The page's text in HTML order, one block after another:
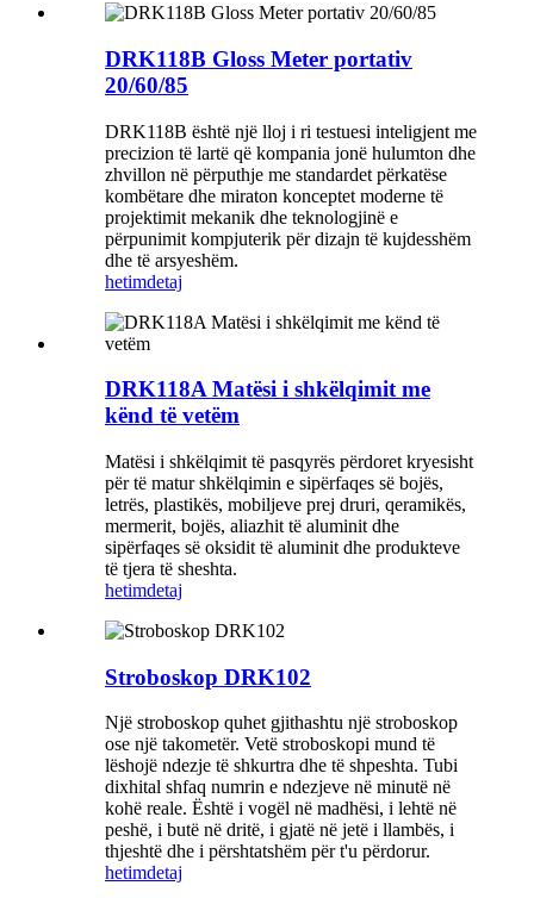
DRK118B Gloss Meter portativ
20/60/85
DRK118B është një lloj i ri testuesi inteligjent me
precizion të lartë që kompania jonë hulumton dhe
zhvillon në përputhje me standardet përkatëse
kombëtare dhe miraton konceptet moderne të
projektimit mekanik dhe teknologjinë e
përpunimit kompjuterik për dizajn të kujdesshëm
dhe të arsyeshëm.
hetimdetaj
DRK118A Matësi i shkëlqimit me
kënd të vetëm
Matësi i shkëlqimit të pasqyrës përdoret kryesisht
për të matur shkëlqimin e sipërfaqes së bojës,
letrës, plastikës, mobiljeve prej druri, qeramikës,
mermerit, bojës, aliazhit të aluminit dhe
sipërfaqes së oksidit të aluminit dhe produkteve
të tjera të sheshta.
hetimdetaj
Stroboskop DRK102
Një stroboskop quhet gjithashtu një stroboskop
ose një takometër. Vetë stroboskopi mund të
lëshojë ndezje të shkurtra dhe të shpeshta. Tubi
dixhital shfaq numrin e ndezjeve në minutë në
kohë reale. Është i vogël në madhësi, i lehtë në
peshë, i butë në dritë, i gjatë në jetë i llambës, i
thjeshtë dhe i përshtatshëm për t'u përdorur.
hetimdetaj